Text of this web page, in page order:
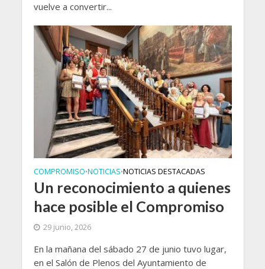
vuelve a convertir...
COMPROMISO•NOTICIAS•NOTICIAS DESTACADAS
Un reconocimiento a quienes
hace posible el Compromiso
29 junio, 2026
En la mañana del sábado 27 de junio tuvo lugar,
en el Salón de Plenos del Ayuntamiento de